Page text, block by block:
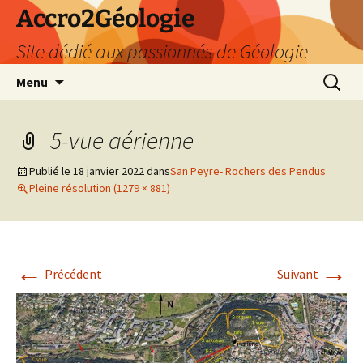
Accro2Géologie
Site dédié aux passionnés de Géologie
Menu
5-vue aérienne
Publié le 18 janvier 2022dansSan Peyre- Rochers des Pendus
Pleine résolution (1279 × 881)
← Précédent Suivant →